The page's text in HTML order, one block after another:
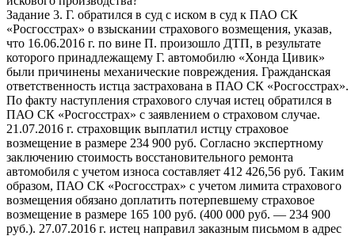
Задание 3. Г. обратился в суд с иском в суд к ПАО СК
«Росгосстрах» о взыскании страхового возмещения, указав,
что 16.06.2016 г. по вине П. произошло ДТП, в результате
которого принадлежащему Г. автомобилю «Хонда Цивик»
были причинены механические повреждения. Гражданская
ответственность истца застрахована в ПАО СК «Росгосстрах».
По факту наступления страхового случая истец обратился в
ПАО СК «Росгосстрах» с заявлением о страховом случае.
21.07.2016 г. страховщик выплатил истцу страховое
возмещение в размере 234 900 руб. Согласно экспертному
заключению стоимость восстановительного ремонта
автомобиля с учетом износа составляет 412 426,56 руб. Таким
образом, ПАО СК «Росгосстрах» с учетом лимита страхового
возмещения обязано доплатить потерпевшему страховое
возмещение в размере 165 100 руб. (400 000 руб. — 234 900
руб.). 27.07.2016 г. истец направил заказным письмом в адрес